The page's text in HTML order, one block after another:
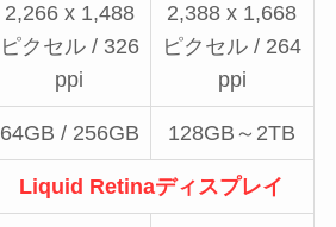
2,266 x 1,488
ピクセル / 326
ppi
2,388 x 1,668
ピクセル / 264
ppi
64GB / 256GB 128GB～2TB
Liquid Retinaディスプレイ